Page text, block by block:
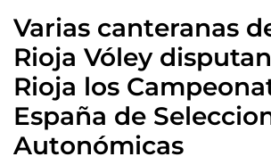
Varias canteranas
Rioja Vóley
Rioja los
España de
Autonómicas